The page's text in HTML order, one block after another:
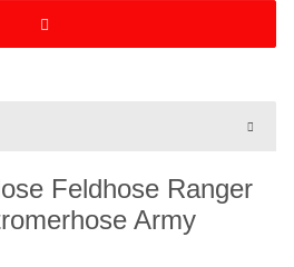
Feldhose Ranger
Army